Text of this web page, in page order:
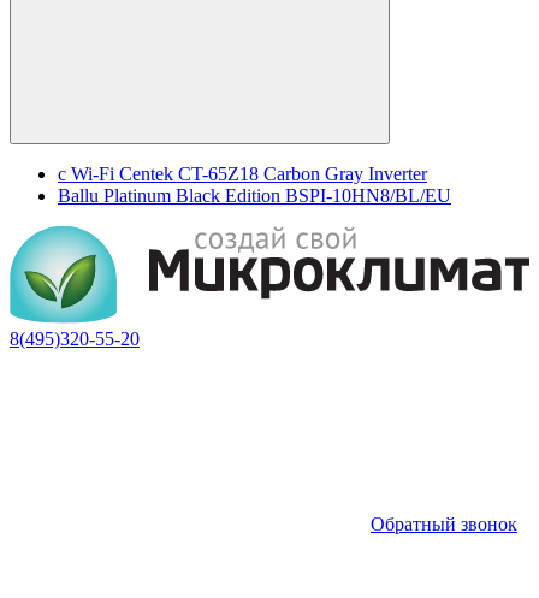
с Wi-Fi Centek CT-65Z18 Carbon Gray Inverter
Ballu Platinum Black Edition BSPI-10HN8/BL/EU
8(495)320-55-20
Обратный звонок